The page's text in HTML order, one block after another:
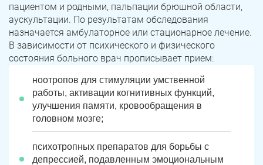
пациентом и родными, пальпации брюшной области,
аускультации. По результатам обследования
назначается амбулаторное или стационарное лечение.
В зависимости от психического и физического
состояния больного врач прописывает прием:
ноотропов для стимуляции умственной
работы, активации когнитивных функций,
улучшения памяти, кровообращения в
головном мозге;
психотропных препаратов для борьбы с
депрессией, подавленным эмоциональным